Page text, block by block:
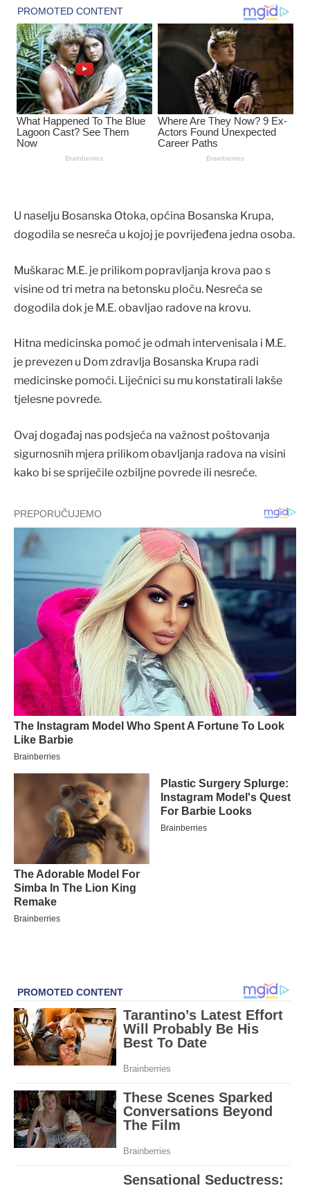
U naselju Bosanska Otoka, općina Bosanska Krupa,
dogodila se nesreća u kojoj je povrijeđena jedna osoba.
Muškarac M.E. je prilikom popravljanja krova pao s
visine od tri metra na betonsku ploču. Nesreća se
dogodila dok je M.E. obavljao radove na krovu.
Hitna medicinska pomoć je odmah intervenisala i M.E.
je prevezen u Dom zdravlja Bosanska Krupa radi
medicinske pomoći. Liječnici su mu konstatirali lakše
tjelesne povrede.
Ovaj događaj nas podsjeća na važnost poštovanja
sigurnosnih mjera prilikom obavljanja radova na visini
kako bi se spriječile ozbiljne povrede ili nesreće.